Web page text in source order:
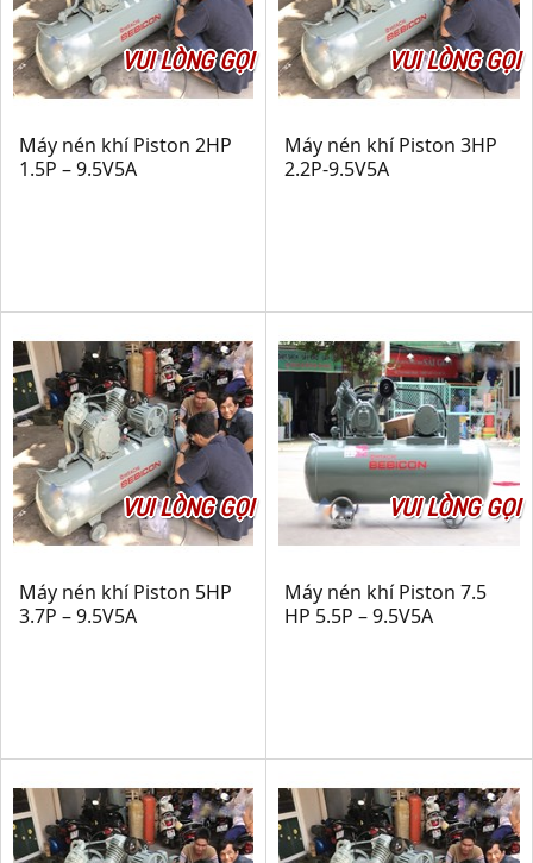
VUI LÒNG GỌI
Máy nén khí Piston 2HP
1.5P – 9.5V5A
VUI LÒNG GỌI
Máy nén khí Piston 3HP
2.2P-9.5V5A
VUI LÒNG GỌI
Máy nén khí Piston 5HP
3.7P – 9.5V5A
VUI LÒNG GỌI
Máy nén khí Piston 7.5
HP 5.5P – 9.5V5A